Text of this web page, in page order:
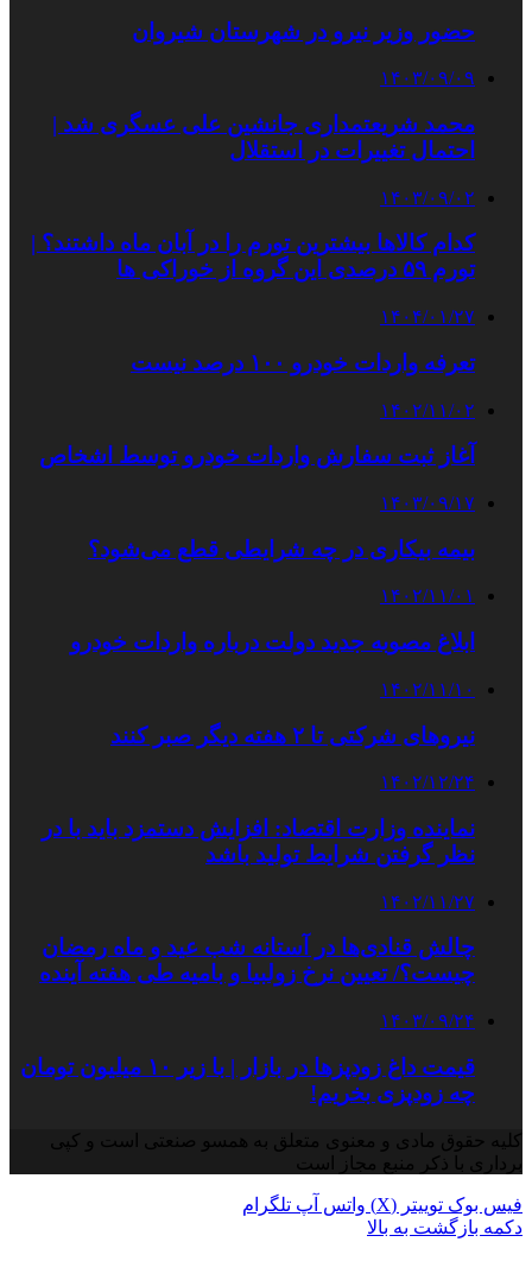
حضور وزیر نیرو در شهرستان شیروان
۱۴۰۳/۰۹/۰۹
محمد شریعتمداری جانشین علی عسگری شد |
احتمال تغییرات در استقلال
۱۴۰۳/۰۹/۰۲
کدام کالاها بیشترین تورم را در آبان ماه داشتند؟ |
تورم ۵۹ درصدی این گروه از خوراکی ها
۱۴۰۴/۰۱/۲۷
تعرفه واردات خودرو ۱۰۰ درصد نیست
۱۴۰۲/۱۱/۰۲
آغاز ثبت سفارش واردات خودرو توسط اشخاص
۱۴۰۳/۰۹/۱۷
بیمه بیکاری در چه شرایطی قطع می‌شود؟
۱۴۰۲/۱۱/۰۱
ابلاغ مصوبه جدید دولت درباره واردات خودرو
۱۴۰۲/۱۱/۱۰
نیروهای شرکتی تا ۲ هفته دیگر صبر کنند
۱۴۰۲/۱۲/۲۴
نماینده وزارت اقتصاد: افزایش دستمزد باید با در
نظر گرفتن شرایط تولید باشد
۱۴۰۲/۱۱/۲۷
چالش قنادی‌ها در آستانه شب عید و ماه رمضان
چیست؟/ تعیین نرخ زولبیا و بامیه طی هفته آینده
۱۴۰۳/۰۹/۲۴
قیمت داغ زودپزها در بازار | با زیر ۱۰ میلیون تومان
چه زودپزی بخریم!
کلیه حقوق مادی و معنوی متعلق به همسو صنعتی است و کپی
برداری با ذکر منبع مجاز است
فیس بوک توییتر (X) واتس آپ تلگرام
دکمه بازگشت به بالا